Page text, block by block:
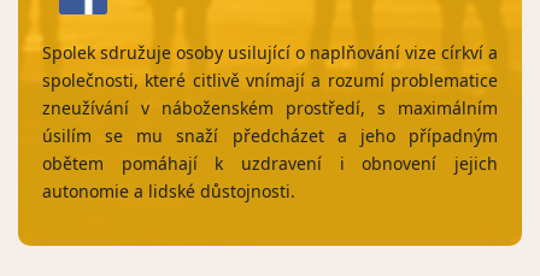
Spolek sdružuje osoby usilující o naplňování vize církví a
společnosti, které citlivě vnímají a rozumí problematice
zneužívání v náboženském prostředí, s maximálním
úsilím se mu snaží předcházet a jeho případným
obětem pomáhají k uzdravení i obnovení jejich
autonomie a lidské důstojnosti.